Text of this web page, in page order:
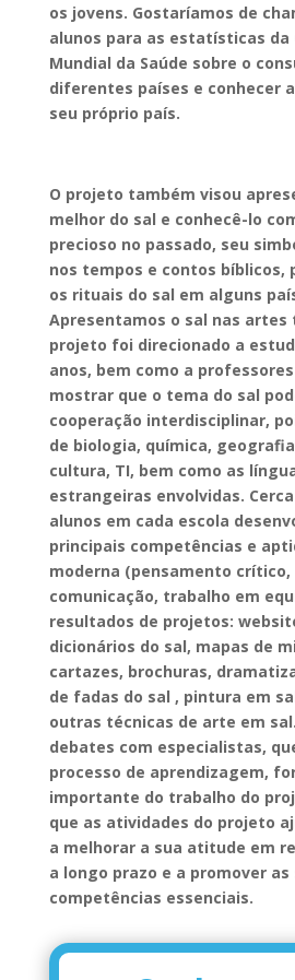
os jovens. Gostaríamos de
alunos para as estatísticas da
Mundial da Saúde sobre o
diferentes países e conhecer
seu próprio país.
O projeto também visou
melhor do sal e conhecê-lo
precioso no passado, seu
nos tempos e contos bíblicos,
os rituais do sal em alguns
Apresentamos o sal nas artes
projeto foi direcionado a
anos, bem como a
mostrar que o tema do sal
cooperação interdisciplinar,
de biologia, química,
cultura, TI, bem como as
estrangeiras envolvidas. Cerca
alunos em cada escola
principais competências e
moderna (pensamento
comunicação, trabalho em
resultados de projetos:
dicionários do sal, mapas de
cartazes, brochuras,
de fadas do sal , pintura em
outras técnicas de arte em
debates com especialistas,
processo de aprendizagem,
importante do trabalho do
que as atividades do projeto
a melhorar a sua atitude em
a longo prazo e a promover as
competências essenciais.